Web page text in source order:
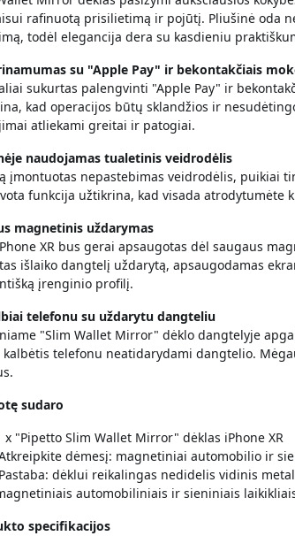
rafinuotą prisilietimą ir pojūtį. Pliušinė oda
todėl elegancija dera su kasdieniu
su "Apple Pay" ir bekontakčiais
sukurtas palengvinti "Apple Pay" ir
kad operacijos būtų sklandžios ir
atliekami greitai ir patogiai.
naudojamas tualetinis veidrodėlis
įmontuotas nepastebimas veidrodėlis, puikiai
funkcija užtikrina, kad visada atrodytumėte
magnetinis uždarymas
XR bus gerai apsaugotas dėl saugaus
išlaiko dangtelį uždarytą, apsaugodamas
įrenginio profilį.
telefonu su uždarytu dangteliu
"Slim Wallet Mirror" dėklo dangtelyje
telefonu neatidarydami dangtelio.
sudaro
x "Pipetto Slim Wallet Mirror" dėklas iPhone XR
dėmesį: magnetiniai automobilio ir
dėklui reikalingas nedidelis vidinis
automobiliniais ir sieniniais
specifikacijos